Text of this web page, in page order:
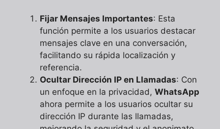
Fijar Mensajes Importantes: Esta
función permite a los usuarios destacar
mensajes clave en una conversación,
facilitando su rápida localización y
referencia.
Ocultar Dirección IP en Llamadas: Con
un enfoque en la privacidad, WhatsApp
ahora permite a los usuarios ocultar su
dirección IP durante las llamadas,